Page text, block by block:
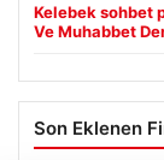
Kelebek sohbet
Ve Muhabbet
Son Eklenen